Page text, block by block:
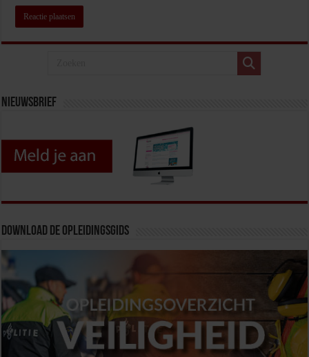
Nieuwsbrief
Download de opleidingsgids